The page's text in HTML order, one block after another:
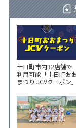
十日町市内32店舗で
利用可能「十日町お
まつり JCVクーポン」
い！